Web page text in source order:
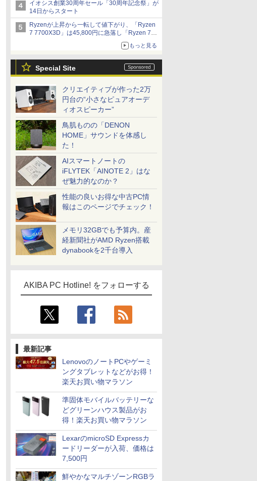
イオシス創業30周年セール「30周年記念祭」が
14日からスタート
Ryzenが上昇から一転して値下がり、「Ryzen
7 7700X3D」は45,800円に急落し「Ryzen 7
7800X3D」との価格逆転解消 [8月前半のCPU
もっと見る
Special Site
クリエイティブが作った2万
円台の“小さなピュアオーデ
ィオスピーカー”
鳥肌ものの「DENON
HOME」サウンドを体感し
た！
AIスマートノートの
iFLYTEK「AINOTE 2」はな
ぜ魅力的なのか？
性能の良いお得な中古PC情
報はこのページでチェック！
メモリ32GBでも予算内。産
経新聞社がAMD Ryzen搭載
dynabookを2千台導入
AKIBA PC Hotline! をフォローする
最新記事
LenovoのノートPCやゲーミ
ングタブレットなどがお得！
楽天お買い物マラソン
準固体モバイルバッテリーな
どグリーンハウス製品がお
得！楽天お買い物マラソン
LexarのmicroSD Expressカ
ードリーダーが入荷、価格は
7,500円
鮮やかなマルチゾーンRGBラ